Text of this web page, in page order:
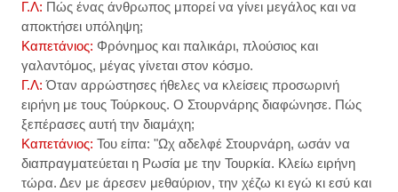
Γ.Λ: Πώς ένας άνθρωπος μπορεί να γίνει μεγάλος και να
αποκτήσει υπόληψη;
Καπετάνιος: Φρόνημος και παλικάρι, πλούσιος και
γαλαντόμος, μέγας γίνεται στον κόσμο.
Γ.Λ:Όταν αρρώστησες ήθελες να κλείσεις προσωρινή
ειρήνη με τους Τούρκους. Ο Στουρνάρης διαφώνησε. Πώς
ξεπέρασες αυτή την διαμάχη;
Καπετάνιος: Του είπα: "Ωχ αδελφέ Στουρνάρη, ωσάν να
διαπραγματεύεται η Ρωσία με την Τουρκία. Κλείω ειρήνη
τώρα. Δεν με άρεσεν μεθαύριον, την χέζω κι εγώ κι εσύ και